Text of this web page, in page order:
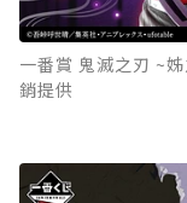
一番賞 鬼滅之刃 ~
銷提供